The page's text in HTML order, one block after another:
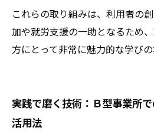
これらの取り組みは、利用者の
加や就労支援の一助となるため
方にとって非常に魅力的な学びの
実践で磨く技術：Ｂ型事業所
活用法